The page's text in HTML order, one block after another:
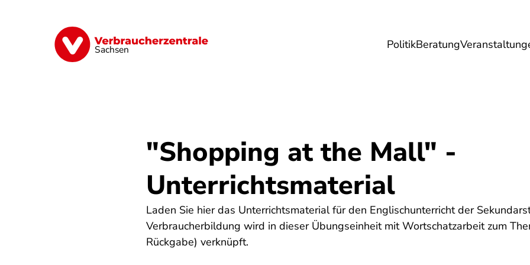
Sachsen PolitikBeratung
Vorsorge Verträge Geld & Versicherungen Digitales Energie &
"Shopping at the Mall" -
Unterrichtsmaterial
Laden Sie hier das Unterrichtsmaterial für den Englischunterricht der
Verbraucherbildung wird in dieser Übungseinheit mit Wortschatzarbeit zum
Rückgabe) verknüpft.